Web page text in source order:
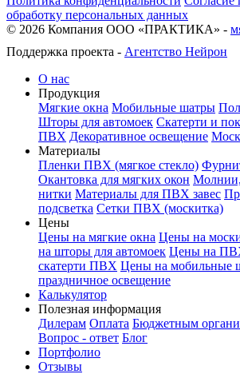
обработку персональных данных
© 2026 Компания ООО «ПРАКТИКА» -
Поддержка проекта - Агентство Нейрон
О нас
Продукция
Мягкие окна Мобильные шатры
Шторы для автомоек Скатерти и
ПВХ Декоративное освещение
Материалы
Пленки ПВХ (мягкое стекло)
Окантовка для мягких окон Молнии,
нитки Материалы для ПВХ завес
подсветка Сетки ПВХ (москитка)
Цены
Цены на мягкие окна Цены на
на шторы для автомоек Цены на
скатерти ПВХ Цены на мобильные
праздничное освещение
Калькулятор
Полезная информация
Дилерам Оплата Бюджетным
Вопрос - ответ Блог
Портфолио
Отзывы